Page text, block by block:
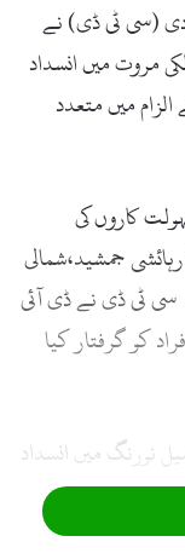
(سی ٹی ڈی) نے
مروت میں انسداد
میں متعدد
کہنا ہے کہ خودکش بمبار کے 3 سہولت کاروں کی
جمشید،شمالی
سی ٹی ڈی نے ڈی آئی
کو گرفتار کیا
تحصیل نورنگ میں انسداد
میں کوئی جانی